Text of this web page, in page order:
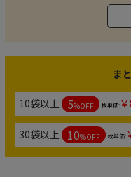
ま
10袋以上 5%OFF 枚単価:
30袋以上 10%OFF 枚単価: